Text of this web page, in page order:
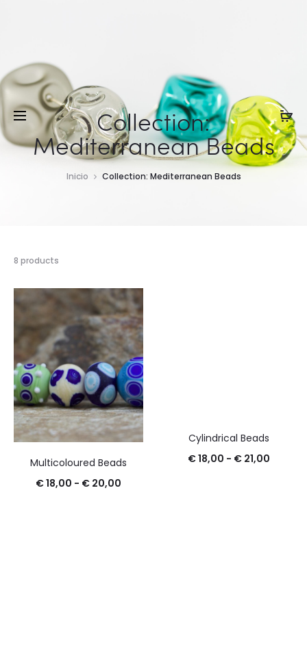
Collection:
Mediterranean Beads
Inicio Collection: Mediterranean Beads
8 products
Multicoloured Beads
€18,00 - € 20,00
Cylindrical Beads
€18,00 - €21,00Rango